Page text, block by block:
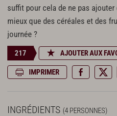
suffit pour cela de ne pas ajouter
mieux que des céréales et des
journée ?
217 AJOUTER AUX
IMPRIMER
INGRÉDIENTS (4 PERSONNES)